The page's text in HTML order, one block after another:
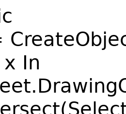
x In